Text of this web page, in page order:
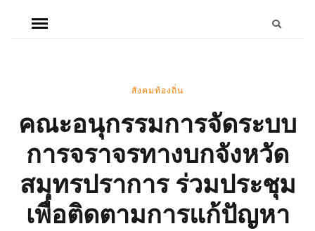
สังคมท้องถิ่น
คณะอนุกรรมการจัดระบบ
การจราจรทางบกจังหวัด
สมุทรปราการ ร่วมประชุม
เพื่อติดตามการแก้ปัญหา